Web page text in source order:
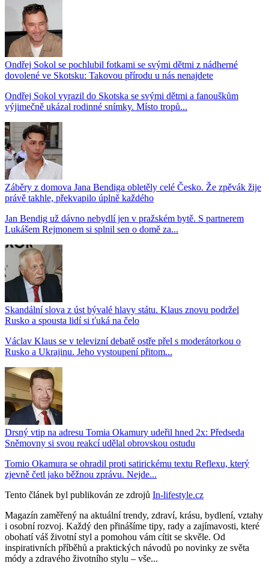
Ondřej Sokol se pochlubil fotkami se svými dětmi z nádherné
dovolené ve Skotsku: Takovou přírodu u nás nenajdete
Ondřej Sokol vyrazil do Skotska se svými dětmi a fanouškům
výjimečně ukázal rodinné snímky. Místo tropů...
Záběry z domova Jana Bendiga obletěly celé Česko. Že zpěvák žije
právě takhle, překvapilo úplně každého
Jan Bendig už dávno nebydlí jen v pražském bytě. S partnerem
Lukášem Rejmonem si splnil sen o domě za...
Skandální slova z úst bývalé hlavy státu. Klaus znovu podržel
Rusko a spousta lidí si ťuká na čelo
Václav Klaus se v televizní debatě ostře přel s moderátorkou o
Rusko a Ukrajinu. Jeho vystoupení přitom...
Drsný vtip na adresu Tomia Okamury udeřil hned 2x: Předseda
Sněmovny si svou reakcí udělal obrovskou ostudu
Tomio Okamura se ohradil proti satirickému textu Reflexu, který
zjevně četl jako běžnou zprávu. Nejde...
Tento článek byl publikován ze zdrojů In-lifestyle.cz
Magazín zaměřený na aktuální trendy, zdraví, krásu, bydlení, vztahy
i osobní rozvoj. Každý den přinášíme tipy, rady a zajímavosti, které
obohatí váš životní styl a pomohou vám cítit se skvěle. Od
inspirativních příběhů a praktických návodů po novinky ze světa
módy a zdravého životního stylu – vše...